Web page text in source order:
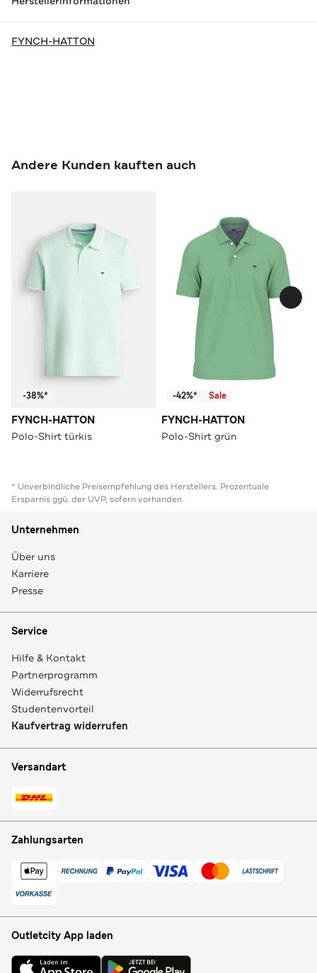
FYNCH-HATTON
Andere Kunden kauften auch
-38%*
FYNCH-HATTON
Polo-Shirt türkis
-42%* Sale
FYNCH-HATTON
Polo-Shirt grün
* Unverbindliche Preisempfehlung des Herstellers. Prozentuale
Ersparnis ggü. der UVP, sofern vorhanden
Unternehmen
Über uns
Karriere
Presse
Service
Hilfe & Kontakt
Partnerprogramm
Widerrufsrecht
Studentenvorteil
Kaufvertrag widerrufen
Versandart
Zahlungsarten
Outletcity App laden